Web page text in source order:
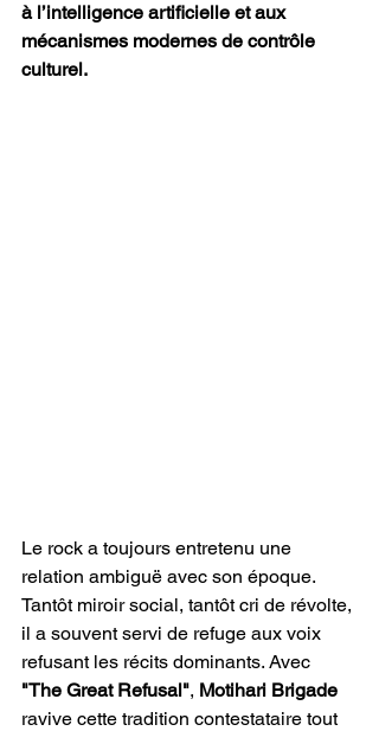
à l’intelligence artificielle et aux
mécanismes modernes de contrôle
culturel.
Le rock a toujours entretenu une
relation ambiguë avec son époque.
Tantôt miroir social, tantôt cri de révolte,
il a souvent servi de refuge aux voix
refusant les récits dominants. Avec
"The Great Refusal", Motihari Brigade
ravive cette tradition contestataire tout